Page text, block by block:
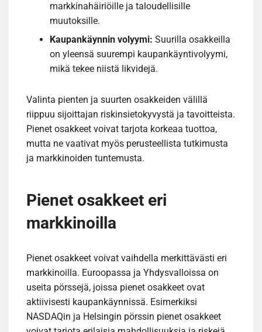
markkinahäiriöille ja taloudellisille
muutoksille.
Kaupankäynnin volyymi: Suurilla osakkeilla
on yleensä suurempi kaupankäyntivolyymi,
mikä tekee niistä likvidejä.
Valinta pienten ja suurten osakkeiden välillä
riippuu sijoittajan riskinsietokyvystä ja tavoitteista.
Pienet osakkeet voivat tarjota korkeaa tuottoa,
mutta ne vaativat myös perusteellista tutkimusta
ja markkinoiden tuntemusta.
Pienet osakkeet eri
markkinoilla
Pienet osakkeet voivat vaihdella merkittävästi eri
markkinoilla. Euroopassa ja Yhdysvalloissa on
useita pörssejä, joissa pienet osakkeet ovat
aktiivisesti kaupankäynnissä. Esimerkiksi
NASDAQin ja Helsingin pörssin pienet osakkeet